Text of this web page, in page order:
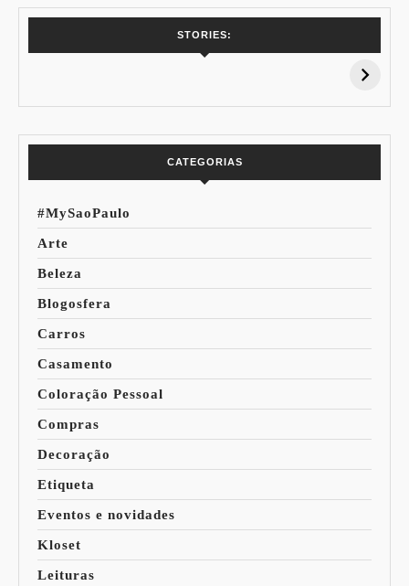
STORIES:
15% de
Pessoal: Os
CATEGORIAS
#MySaoPaulo
Arte
Beleza
Blogosfera
Carros
Casamento
Coloração Pessoal
Compras
Decoração
Etiqueta
Eventos e novidades
Kloset
Leituras